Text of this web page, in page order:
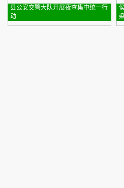
县公安交警大队开展夜查集中统一行
动